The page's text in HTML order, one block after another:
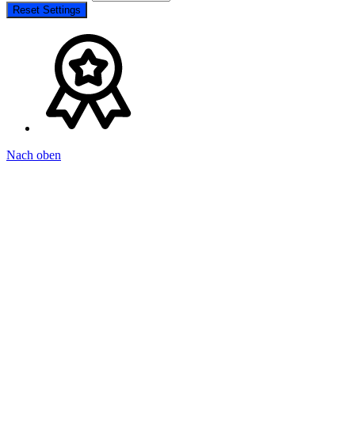
Reset Settings
Nach oben